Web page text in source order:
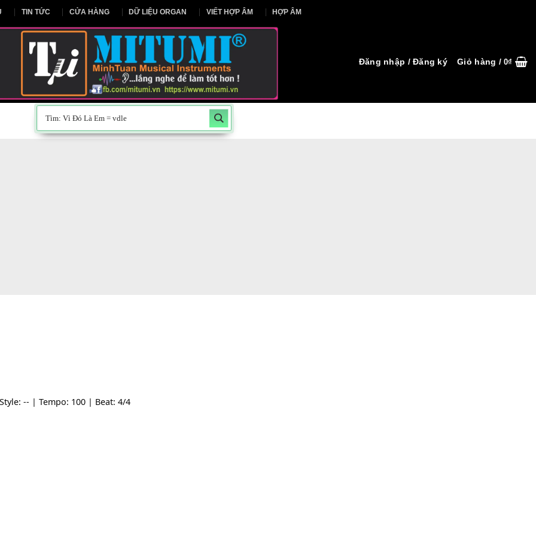
CHỦ TIN TỨC CỬA HÀNG DỮ LIỆU ORGAN VIẾT HỢP ÂM
Đăng nhập / Đăng ký
| Style: -- | Tempo: 100 | Beat: 4/4